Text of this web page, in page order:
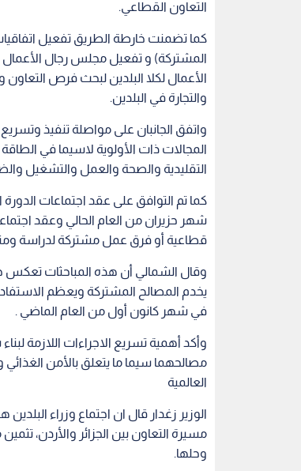
التعاون القطاعي.
المشتركة) و تفعيل مجلس رجال الأعمال
الأعمال لكلا البلدين لبحث فرص
والتجارة في البلدين.
واتفق الجانبان على مواصلة تنفيذ
المجالات ذات الأولوية لاسيما في الطاقة
التقليدية والصحة والعمل والتشغيل
كما تم التوافق على عقد اجتماعات الدورة
شهر حزيران من العام الحالي وعقد
قطاعية أو فرق عمل مشتركة لدراسة
وقال الشمالي أن هذه المباحثات تعكس
يخدم المصالح المشتركة ويعظم الاستفادة
في شهر كانون أول من العام الماضي .
وأكد أهمية تسريع الاجراءات اللازمة
مصالحهما سيما ما يتعلق بالأمن
العالمية
الوزير زغدار قال ان اجتماع وزراء
مسيرة التعاون بين الجزائر والأردن،
وحلها.